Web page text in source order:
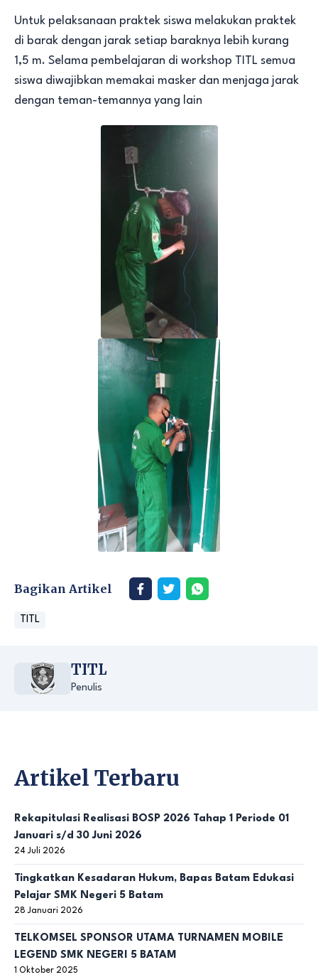
Untuk pelaksanaan praktek siswa melakukan praktek
di barak dengan jarak setiap baraknya lebih kurang
1,5 m. Selama pembelajaran di workshop TITL semua
siswa diwajibkan memakai masker dan menjaga jarak
dengan teman-temannya yang lain
Bagikan Artikel
TITL
TITL
Penulis
Artikel Terbaru
Rekapitulasi Realisasi BOSP 2026 Tahap 1 Periode 01
Januari s/d 30 Juni 2026
24 Juli 2026
Tingkatkan Kesadaran Hukum, Bapas Batam Edukasi
Pelajar SMK Negeri 5 Batam
28 Januari 2026
TELKOMSEL SPONSOR UTAMA TURNAMEN MOBILE
LEGEND SMK NEGERI 5 BATAM
1 Oktober 2025